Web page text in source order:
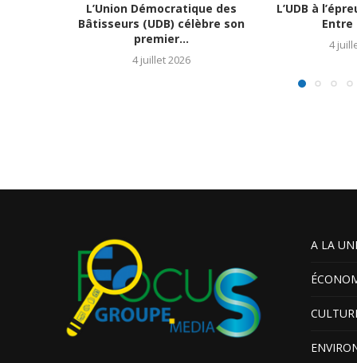
L’Union Démocratique des
Bâtisseurs (UDB) célèbre son
premier...
4 juillet 2026
L’UDB à
Entre
4
A LA